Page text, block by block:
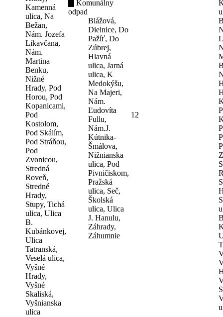
Kamenná
ulica, Na
Bežan,
Nám. Jozefa
Likavčana,
Nám.
Martina
Benku,
Nižné
Hrady, Pod
Horou, Pod
Kopanicami,
Pod
Kostolom,
Pod Skálím,
Pod Stráňou,
Pod
Zvonicou,
Stredná
Roveň,
Stredné
Hrady,
Stupy, Tichá
ulica, Ulica
B.
Kubánkovej,
Ulica
Tatranská,
Veselá ulica,
Vyšné
Hrady,
Vyšné
Skaliská,
Vyšnianska
ulica
Komunálny
odpad
Blážová,
Dielnice, Do
Pažíť, Do
Zúbrej,
Hlavná
ulica, Jarná
ulica, K
Medokýšu,
Na Majeri,
Nám.
Ľudovíta
Fullu,
Nám.J.
Kútnika-
Šmálova,
Nižnianska
ulica, Pod
Pivničiskom,
Pražská
ulica, Seč,
Školská
ulica, Ulica
J. Hanulu,
Záhrady,
Záhumnie
12